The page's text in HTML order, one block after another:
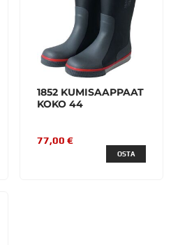
1852 KUMISAAPPAAT
KOKO 44
77,00 €
OSTA